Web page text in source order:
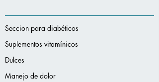
Seccion para diabéticos
Suplementos vitamínicos
Dulces
Manejo de dolor